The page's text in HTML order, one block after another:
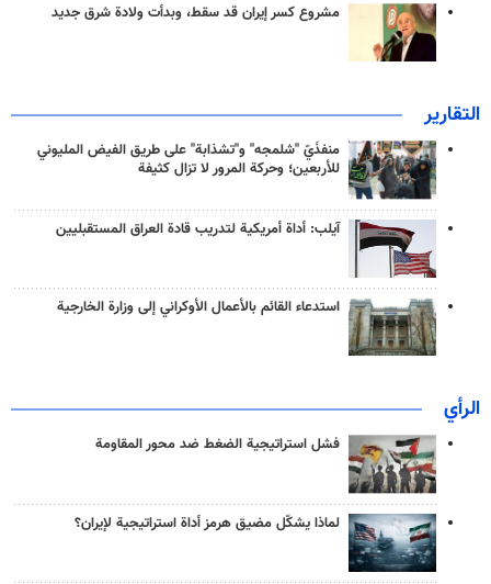
مشروع كسر إيران قد سقط، وبدأت ولادة شرق جديد
التقارير
منفذَيّ "شلمجه" و"تشذابة" على طريق الفيض المليوني
للأربعين؛ وحركة المرور لا تزال كثيفة
آيلب: أداة أمريكية لتدريب قادة العراق المستقبليين
استدعاء القائم بالأعمال الأوكراني إلى وزارة الخارجية
الرأي
فشل استراتيجية الضغط ضد محور المقاومة
لماذا يشكّل مضيق هرمز أداة استراتيجية لإيران؟